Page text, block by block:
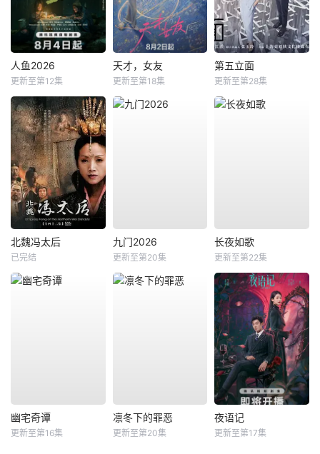
人鱼2026
更新至第12集
天才，女友
更新至第18集
第五立面
更新至第28集
北魏冯太后
已完结
九门2026
更新至第20集
长夜如歌
更新至第22集
幽宅奇谭
更新至第16集
凛冬下的罪恶
更新至第20集
夜语记
更新至第17集